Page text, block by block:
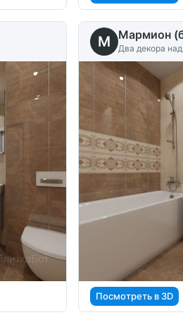
M Мармион
Два декора
Посмотреть в 3D